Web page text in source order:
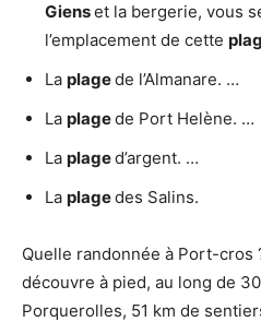
Gienset la bergerie, vous
l’emplacement de cette
La plagede l’Almanare. …
La plagede Port Helène. …
La plaged’argent. …
La plagedes Salins.
Quelle randonnée à Port-cros
découvre à pied, au long de
Porquerolles, 51 km de